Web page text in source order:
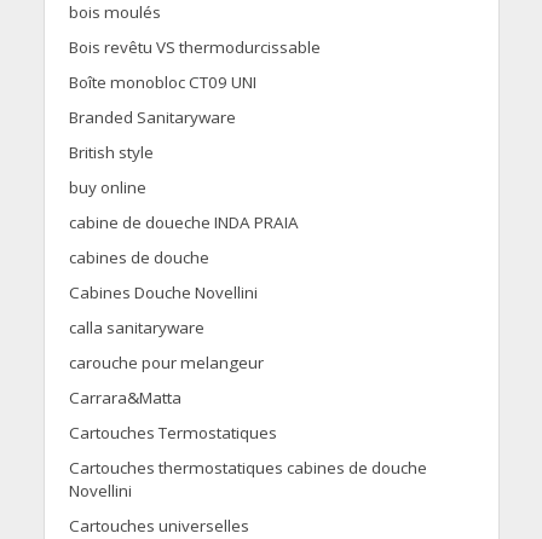
bois moulés
Bois revêtu VS thermodurcissable
Boîte monobloc CT09 UNI
Branded Sanitaryware
British style
buy online
cabine de doueche INDA PRAIA
cabines de douche
Cabines Douche Novellini
calla sanitaryware
carouche pour melangeur
Carrara&Matta
Cartouches Termostatiques
Cartouches thermostatiques cabines de douche
Novellini
Cartouches universelles